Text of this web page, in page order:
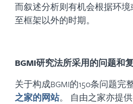
而叙述分析则有机会根据环
至框架以外的时期。
BGMI研究法所采用的问题和
关于构成BGMI的150条问题完
之家的网站。 自由之家亦提